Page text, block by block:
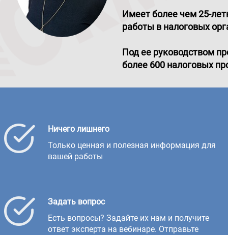
Имеет более чем 25-
работы в налоговых
Под ее руководством
более 600 налоговых
Ничего лишнего
Только ценная и полезная информация для
вашей работы
Задать вопрос
Есть вопросы? Задайте их нам и получите
ответ эксперта на вебинаре. Отправьте